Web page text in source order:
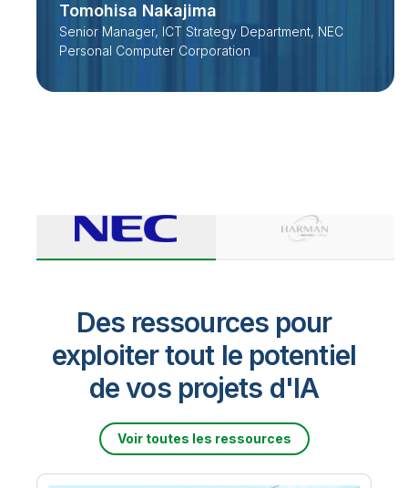
Tomohisa Nakajima
Senior Manager, ICT Strategy Department, NEC
Personal Computer Corporation
Des ressources pour
exploiter tout le potentiel
de vos projets d'IA
Voir toutes les ressources